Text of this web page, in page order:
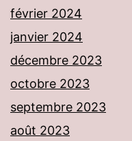
février 2024
janvier 2024
décembre 2023
octobre 2023
septembre 2023
août 2023